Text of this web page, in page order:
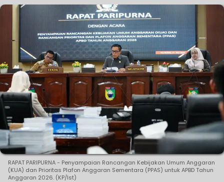
RAPAT PARIPURNA - Penyampaian Rancangan Kebijakan Umum Anggaran
(KUA) dan Prioritas Plafon Anggaran Sementara (PPAS) untuk APBD Tahun
Anggaran 2026. (KP/Ist)